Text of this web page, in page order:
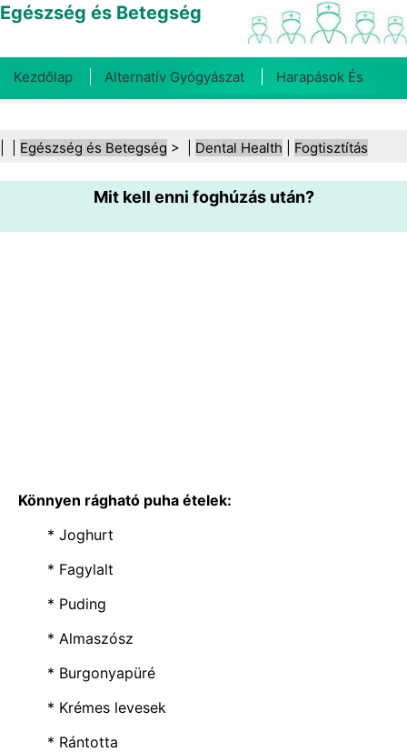
Egészség és Betegség
Kezdőlap Alternatív Gyógyászat Harapások És
Fogegészség Diéta És Táplálkozás Családi
Egészségügyi Ágazat Mentális Egészség
Közegészségügy És Biztonság Sebészet És
Egészség és Betegség > | Dental Health Fogtisztítás
Mit kell enni foghúzás után?
Könnyen rágható puha ételek:
* Joghurt
* Fagylalt
* Puding
* Almaszósz
* Burgonyapüré
* Krémes levesek
* Rántotta